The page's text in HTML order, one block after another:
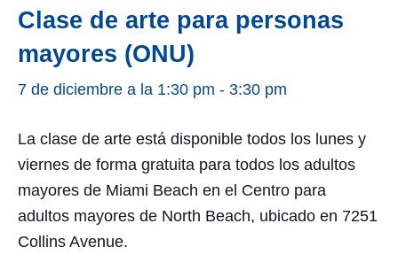
Clase de arte para personas
mayores (ONU)
7 de diciembre a la 1:30 pm - 3:30 pm
La clase de arte está disponible todos los lunes y
viernes de forma gratuita para todos los adultos
mayores de Miami Beach en el Centro para
adultos mayores de North Beach, ubicado en 7251
Collins Avenue.